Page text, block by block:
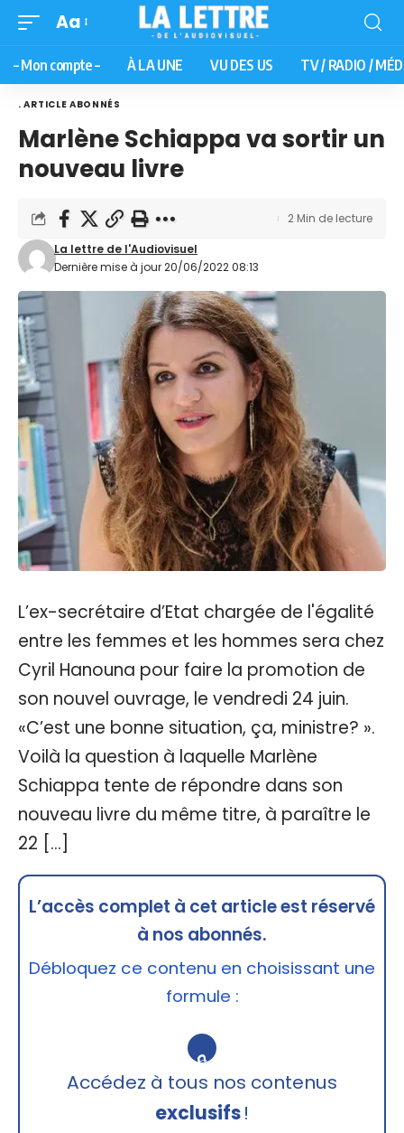
Aa
– Mon compte – À LA UNE VU DES US TV / RADIO /
. ARTICLE ABONNÉS
Marlène Schiappa va sortir un
nouveau livre
Dernière mise à jour 20/06/2022 08:13
La lettre de l'Audiovisuel
2 Min de lecture
L’ex-secrétaire d’Etat chargée de l'égalité
entre les femmes et les hommes sera chez
Cyril Hanouna pour faire la promotion de
son nouvel ouvrage, le vendredi 24 juin.
«C’est une bonne situation, ça, ministre? ».
Voilà la question à laquelle Marlène
Schiappa tente de répondre dans son
nouveau livre du même titre, à paraître le
22 […]
L’accès complet à cet article est réservé
à nos abonnés.
Débloquez ce contenu en choisissant une
formule :
🔒
Accédez à tous nos contenus
exclusifs!